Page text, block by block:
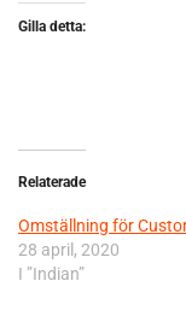
Gilla detta:
Relaterade
Omställning för
28 april, 2020
I ”Indian”